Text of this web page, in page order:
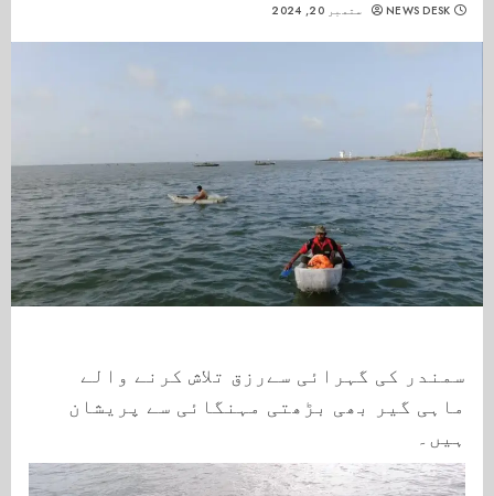
NEWS DESK ستمبر 20, 2024
سمندر کی گہرائی سےرزق تلاش کرنے والے
ماہی گیر بھی بڑھتی مہنگائی سے پریشان
ہیں۔